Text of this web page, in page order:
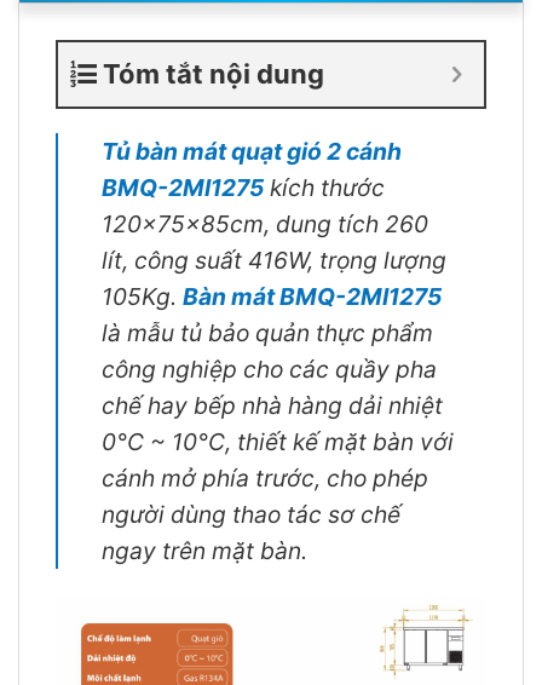
Tóm tắt nội dung
Tủ bàn mát quạt gió 2 cánh
BMQ-2MI1275 kích thước
120x75x85cm, dung tích 260
lít, công suất 416W, trọng lượng
105Kg. Bàn mát BMQ-2MI1275
là mẫu tủ bảo quản thực phẩm
công nghiệp cho các quầy pha
chế hay bếp nhà hàng dải nhiệt
0°C ~ 10°C, thiết kế mặt bàn với
cánh mở phía trước, cho phép
người dùng thao tác sơ chế
ngay trên mặt bàn.